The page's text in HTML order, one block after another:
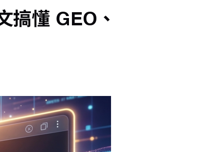
搞懂 GEO、